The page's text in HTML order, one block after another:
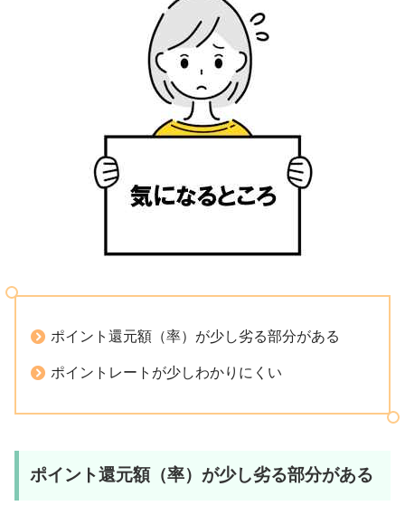
ポイント還元額（率）が少し劣る部分がある
ポイントレートが少しわかりにくい
ポイント還元額（率）が少し劣る部分がある